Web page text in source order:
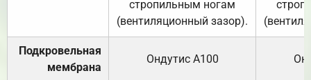
стропильным ногам
(вентиляционный зазор).
Подкровельная
мембрана
Ондутис А100